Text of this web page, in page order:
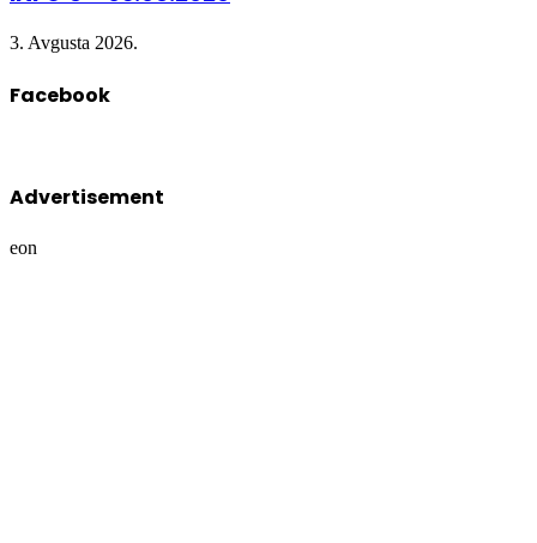
3. Avgusta 2026.
Facebook
Advertisement
eon